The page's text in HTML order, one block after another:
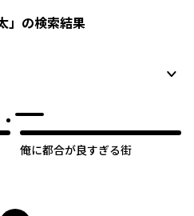
」の検索結果
俺に都合が良すぎる街